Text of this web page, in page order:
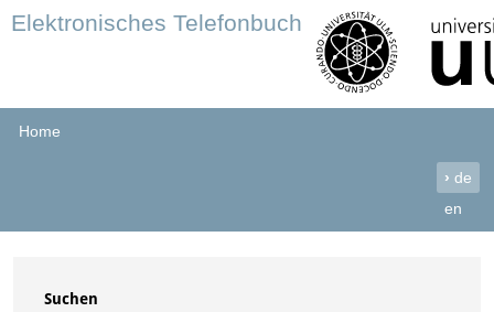
Elektronisches Telefonbuch
Home
› de
en
Suchen